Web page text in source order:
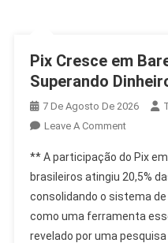
Pix Cresce em
Superando
7 De Agosto De 2026
Leave A CommentOn
Cresce
Em
Bares
E
** A participação do Pix
brasileiros atingiu 20,5%
consolidando o sistema
como uma ferramenta
revelado por uma